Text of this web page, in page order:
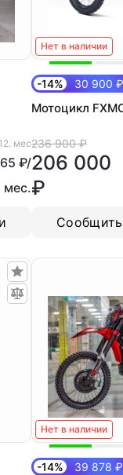
мес
₽/
мес.
Нет в наличии
-14% 30 900
Мотоцикл
236 900 ₽
206 000
₽
Нет в наличии
-14% 39 878